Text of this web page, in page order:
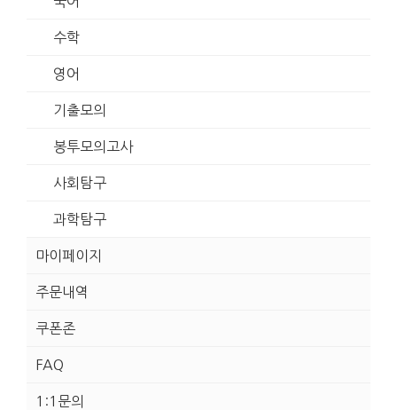
수학
영어
기출모의
봉투모의고사
사회탐구
과학탐구
마이페이지
주문내역
쿠폰존
FAQ
1:1문의